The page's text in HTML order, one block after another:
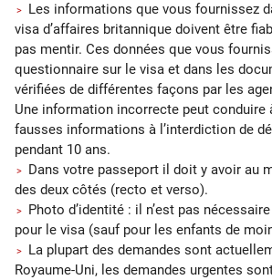
Les informations que vous fournissez
visa d’affaires britannique doivent être
pas mentir. Ces données que vous
questionnaire sur le visa et dans les
vérifiées de différentes façons par les
Une information incorrecte peut conduire
fausses informations à l’interdiction de
pendant 10 ans.
Dans votre passeport il doit y avoir au
des deux côtés (recto et verso).
Photo d’identité : il n’est pas
pour le visa (sauf pour les enfants de
La plupart des demandes sont
Royaume-Uni, les demandes urgentes